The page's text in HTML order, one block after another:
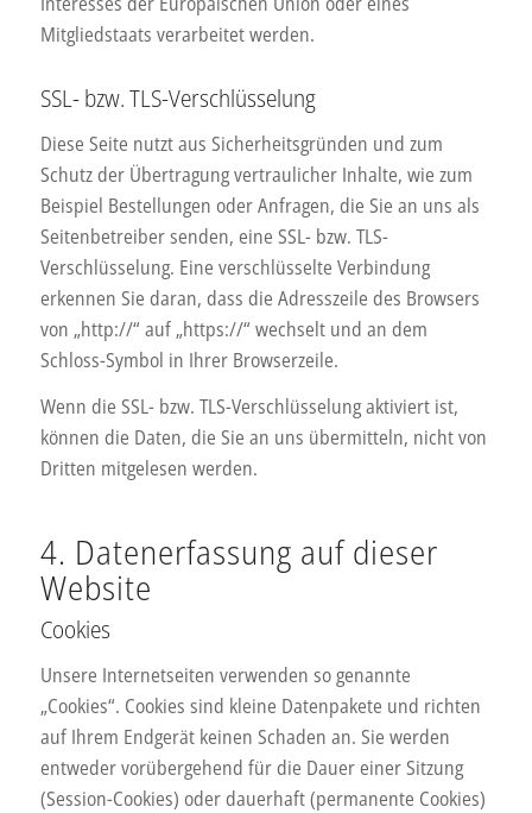
Mitgliedstaats verarbeitet werden.
SSL- bzw. TLS-Verschlüsselung
Diese Seite nutzt aus Sicherheitsgründen und zum
Schutz der Übertragung vertraulicher Inhalte, wie zum
Beispiel Bestellungen oder Anfragen, die Sie an uns als
Seitenbetreiber senden, eine SSL- bzw. TLS-
Verschlüsselung. Eine verschlüsselte Verbindung
erkennen Sie daran, dass die Adresszeile des Browsers
von „http://“ auf „https://“ wechselt und an dem
Schloss-Symbol in Ihrer Browserzeile.
Wenn die SSL- bzw. TLS-Verschlüsselung aktiviert ist,
können die Daten, die Sie an uns übermitteln, nicht von
Dritten mitgelesen werden.
4. Datenerfassung auf dieser
Website
Cookies
Unsere Internetseiten verwenden so genannte
„Cookies“. Cookies sind kleine Datenpakete und richten
auf Ihrem Endgerät keinen Schaden an. Sie werden
entweder vorübergehend für die Dauer einer Sitzung
(Session-Cookies) oder dauerhaft (permanente Cookies)